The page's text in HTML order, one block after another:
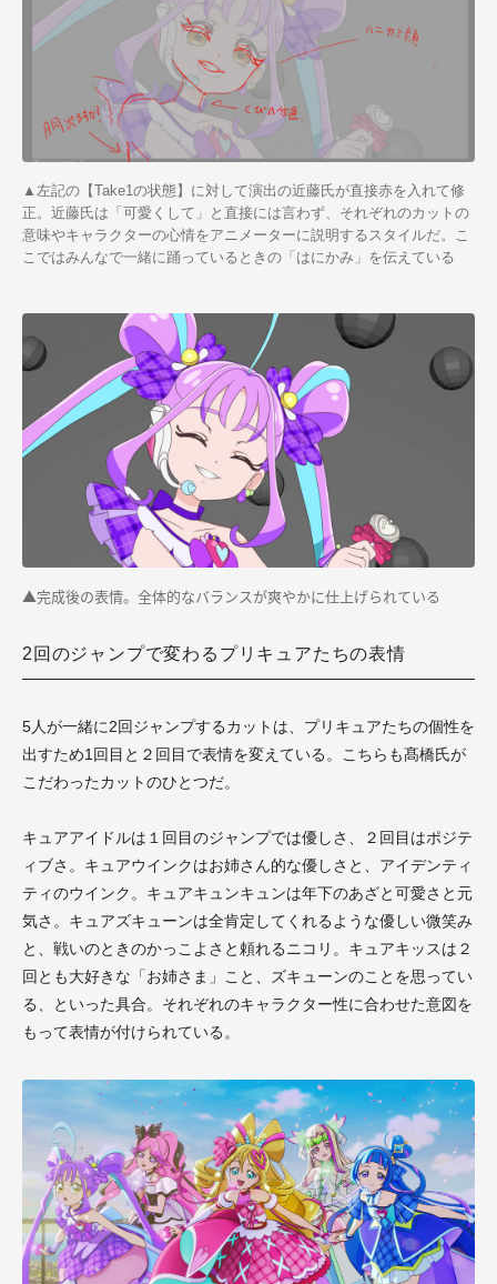
▲左記の【Take1の状態】に対して演出の近藤氏が直接赤を入れて修
正。近藤氏は「可愛くして」と直接には言わず、それぞれのカットの
意味やキャラクターの心情をアニメーターに説明するスタイルだ。こ
こではみんなで一緒に踊っているときの「はにかみ」を伝えている
▲完成後の表情。全体的なバランスが爽やかに仕上げられている
2回のジャンプで変わるプリキュアたちの表情
5人が一緒に2回ジャンプするカットは、プリキュアたちの個性を
出すため1回目と２回目で表情を変えている。こちらも髙橋氏が
こだわったカットのひとつだ。
キュアアイドルは１回目のジャンプでは優しさ、２回目はポジテ
ィブさ。キュアウインクはお姉さん的な優しさと、アイデンティ
ティのウインク。キュアキュンキュンは年下のあざと可愛さと元
気さ。キュアズキューンは全肯定してくれるような優しい微笑み
と、戦いのときのかっこよさと頼れるニコリ。キュアキッスは２
回とも大好きな「お姉さま」こと、ズキューンのことを思ってい
る、といった具合。それぞれのキャラクター性に合わせた意図を
もって表情が付けられている。